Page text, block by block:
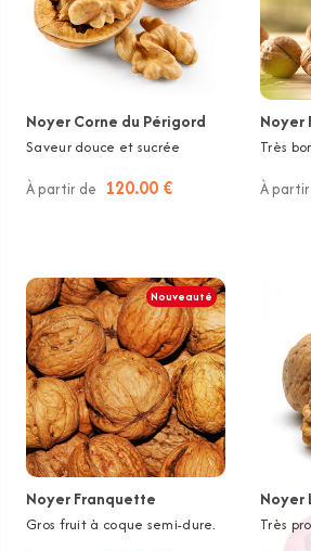
Noyer Corne du Périgord
Saveur douce et sucrée
À partir de 120.00 €
Noyer
Très
À
Nouveauté
Noyer Franquette
Gros fruit à coque semi-dure.
Noyer
Très